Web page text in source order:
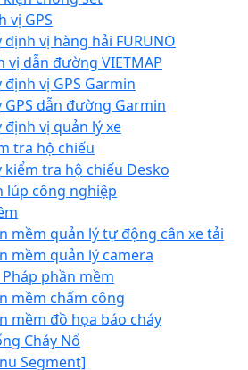
vị GPS
định vị hàng hải FURUNO
vị dẫn đường VIETMAP
định vị GPS Garmin
GPS dẫn đường Garmin
định vị quản lý xe
tra hộ chiếu
kiểm tra hộ chiếu Desko
lúp công nghiệp
mềm quản lý tự động cân xe tải
mềm quản lý camera
Pháp phần mềm
mềm chấm công
mềm đồ họa báo cháy
Cháy Nổ
Segment]